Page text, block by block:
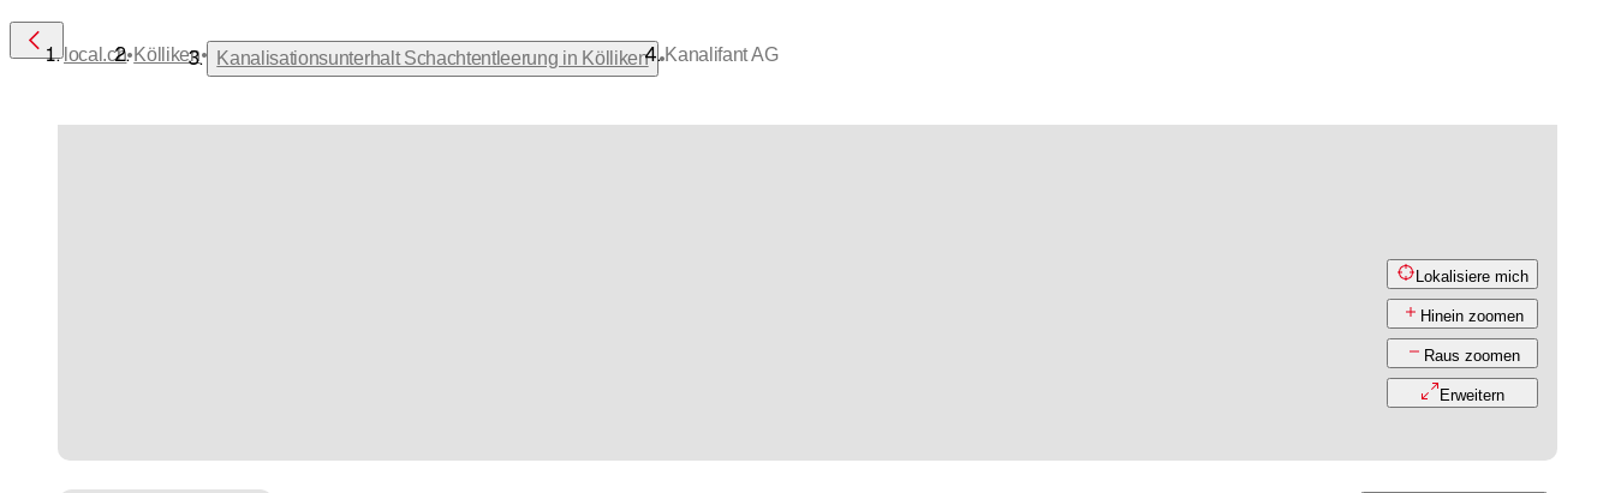
Lokalisiere mich
Hinein zoomen
Raus zoomen
Erweitern
local.ch•Kölliken• Kanalisationsunterhalt Schachtentleerung in Kölliken •Kanalifant AG